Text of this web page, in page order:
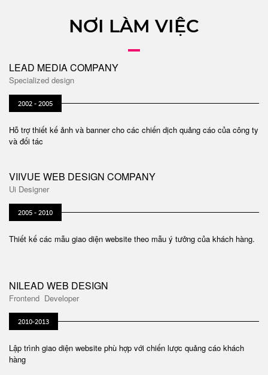
NƠI LÀM VIỆC
LEAD MEDIA COMPANY
Specialized design
2002 - 2005
Hỗ trợ thiết kế ảnh và banner cho các chiến dịch quảng cáo của công ty
và đối tác
VIIVUE WEB DESIGN COMPANY
Ui Designer
2005 - 2010
Thiết kế các mẫu giao diện website theo mẫu ý tưởng của khách hàng.
NILEAD WEB DESIGN
Frontend Developer
2010-2013
Lập trình giao diện website phù hợp với chiến lược quảng cáo khách
hàng